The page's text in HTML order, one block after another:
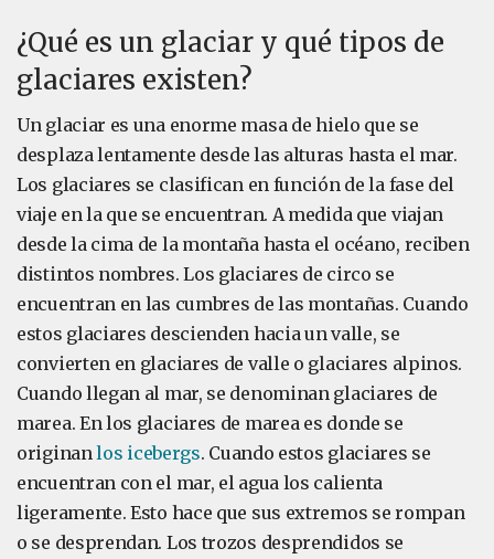
¿Qué es un glaciar y qué tipos de
glaciares existen?
Un glaciar es una enorme masa de hielo que se
desplaza lentamente desde las alturas hasta el mar.
Los glaciares se clasifican en función de la fase del
viaje en la que se encuentran. A medida que viajan
desde la cima de la montaña hasta el océano, reciben
distintos nombres. Los glaciares de circo se
encuentran en las cumbres de las montañas. Cuando
estos glaciares descienden hacia un valle, se
convierten en glaciares de valle o glaciares alpinos.
Cuando llegan al mar, se denominan glaciares de
marea. En los glaciares de marea es donde se
originanlos icebergs. Cuando estos glaciares se
encuentran con el mar, el agua los calienta
ligeramente. Esto hace que sus extremos se rompan
o se desprendan. Los trozos desprendidos se